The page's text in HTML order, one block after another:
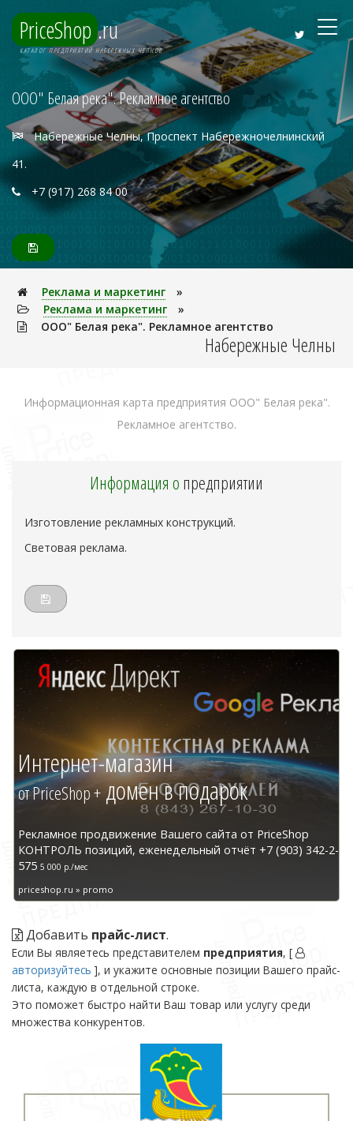
PriceShop .ru
КАТАЛОГ ПРЕДПРИЯТИЙ НАБЕРЕЖНЫХ ЧЕЛНОВ
ООО" Белая река". Рекламное агентство
Набережные Челны, Проспект Набережночелнинский
41.
+7 (917) 268 84 00
Реклама и маркетинг
»
Реклама и маркетинг
»
ООО" Белая река". Рекламное агентство
Набережные Челны
Информационная карта предприятия ООО" Белая река".
Рекламное агентство.
Информация опредприятии
Изготовление рекламных конструкций.
Световая реклама.
Интернет-магазин
от PriceShop +домен в подарок
Рекламное продвижение Вашего сайта от PriceShop
КОНТРОЛЬ позиций, еженедельный отчёт +7 (903) 342-2-
575 5 000 р./мес
priceshop.ru » promo
Добавить прайс-лист.
Если Вы являетесь представителем предприятия, [
авторизуйтесь ], и укажите основные позиции Вашего прайс-
листа, каждую в отдельной строке.
Это поможет быстро найти Ваш товар или услугу среди
множества конкурентов.